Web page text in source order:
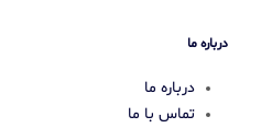
درباره ما
درباره ما
تماس با ما